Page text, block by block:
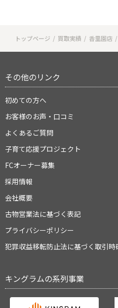
トップページ 買取実績 香里園店
その他のリンク
初めての方へ
お客様のお声・口コミ
よくあるご質問
子育て応援プロジェクト
FCオーナー募集
採用情報
会社概要
古物営業法に基づく表記
プライバシーポリシー
犯罪収益移転防止法に基づく取引時
キングラムの系列事業